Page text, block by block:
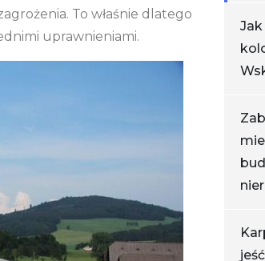
To właśnie dlatego
uprawnieniami.